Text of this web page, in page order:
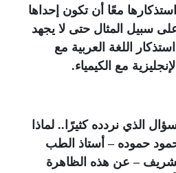
معًا أن تكون إحداها
سبيل المثال حتى لا يجهد
اللغة العربية مع
مع الكيمياء.
الذي نردده كثيرًا.. لماذا
حموده – أستاذ الطب
– عن هذه الظاهرة